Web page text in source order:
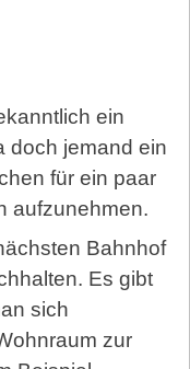
ein
doch jemand ein
für ein paar
aufzunehmen.
Bahnhof
Es gibt
sich
zur